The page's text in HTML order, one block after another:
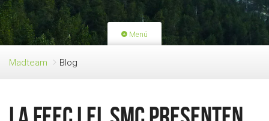
Menú
PORTADA
Madteam Blog